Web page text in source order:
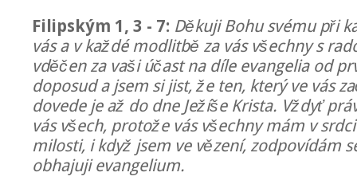
Filipským 1, 3 - 7: Děkuji Bohu svému při
vás a v každé modlitbě za vás všechny s
vděčen za vaši účast na díle evangelia od
doposud a jsem si jist, že ten, který ve vás
dovede je až do dne Ježíše Krista. Vždyť
vás všech, protože vás všechny mám v
milosti, i když jsem ve vězení, zodpovídám
obhajuji evangelium.